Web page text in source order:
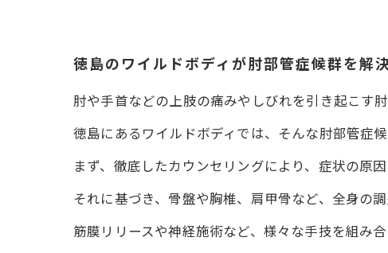
徳島のワイルドボディが肘部管症候群を解
肘や手首などの上肢の痛みやしびれを引き起こす
徳島にあるワイルドボディでは、そんな肘部管症
まず、徹底したカウンセリングにより、症状の原因
それに基づき、骨盤や胸椎、肩甲骨など、全身の
筋膜リリースや神経施術など、様々な手技を組み